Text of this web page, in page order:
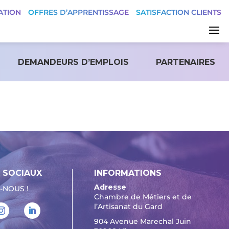
OFFRES D’APPRENTISSAGE SATISFACTION CLIENTS
DEMANDEURS D’EMPLOIS PARTENAIRES
SOCIAUX
NOUS !
INFORMATIONS
Adresse
Chambre de Métiers et de
l’Artisanat du Gard
904 Avenue Marechal Juin